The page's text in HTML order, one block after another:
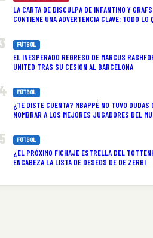
LA CARTA DE DISCULPA DE INFANTINO Y
CONTIENE UNA ADVERTENCIA CLAVE: TODO LO
FÚTBOL
EL INESPERADO REGRESO DE MARCUS
UNITED TRAS SU CESIÓN AL BARCELONA
FÚTBOL
¿TE DISTE CUENTA? MBAPPÉ NO TUVO DUDAS
NOMBRAR A LOS MEJORES JUGADORES DEL
FÚTBOL
¿EL PRÓXIMO FICHAJE ESTRELLA DEL
ENCABEZA LA LISTA DE DESEOS DE DE ZERBI